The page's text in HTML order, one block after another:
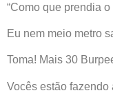
“Como que prendia o
Eu nem meio metro
Toma! Mais 30
Vocês estão fazendo